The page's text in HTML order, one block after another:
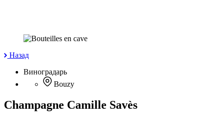
Назад
Виноградарь
Bouzy
Champagne Camille Savès